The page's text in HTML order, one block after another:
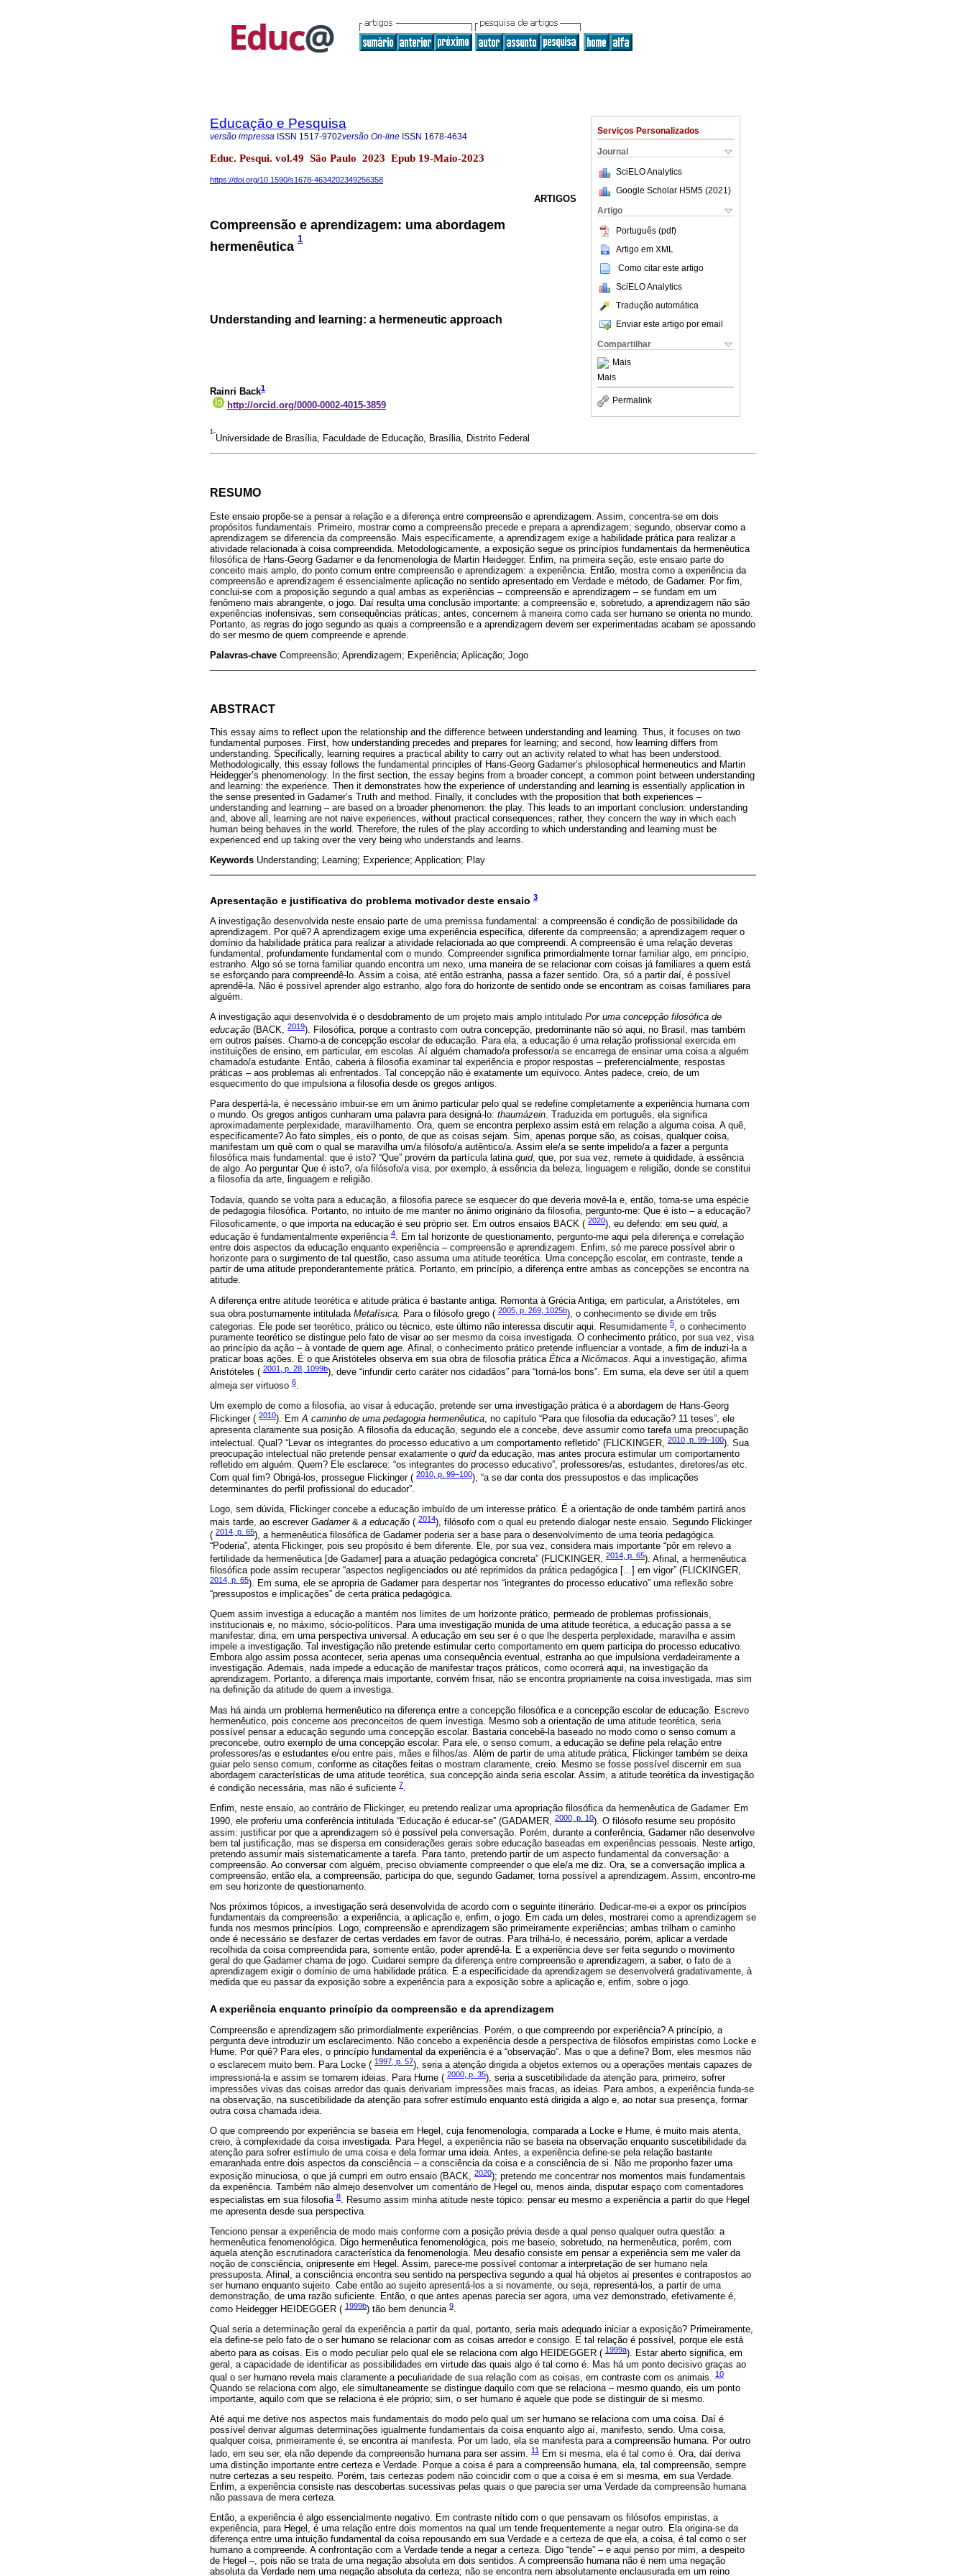
Serviços Personalizados
Journal
SciELO Analytics
Google Scholar H5M5 (2021 )
Artigo
Português (pdf)
Artigo em XML
Como citar este artigo
SciELO Analytics
Tradução automática
Enviar este artigo por email
Compartilhar
Mais
Mais
Permalink
Educação e Pesquisa
versão impressa ISSN 1517-9702versão On-line ISSN 1678-4634
Educ. Pesqui. vol.49 São Paulo 2023 Epub 19-Maio-2023
https://doi.org/10.1590/s1678-4634202349256358
ARTIGOS
Compreensão e aprendizagem: uma abordagem
hermenêutica
1
Understanding and learning: a hermeneutic approach
Rainri Back1
http://orcid.org/0000-0002-4015-3859
1-
Universidade de Brasília, Faculdade de Educação, Brasília, Distrito Federal
RESUMO
Este ensaio propõe-se a pensar a relação e a diferença entre compreensão e aprendizagem. Assim, concentra-se em dois
propósitos fundamentais. Primeiro, mostrar como a compreensão precede e prepara a aprendizagem; segundo, observar como a
aprendizagem se diferencia da compreensão. Mais especificamente, a aprendizagem exige a habilidade prática para realizar a
atividade relacionada à coisa compreendida. Metodologicamente, a exposição segue os princípios fundamentais da hermenêutica
filosófica de Hans-Georg Gadamer e da fenomenologia de Martin Heidegger. Enfim, na primeira seção, este ensaio parte do
conceito mais amplo, do ponto comum entre compreensão e aprendizagem: a experiência. Então, mostra como a experiência da
compreensão e aprendizagem é essencialmente aplicação no sentido apresentado em Verdade e método, de Gadamer. Por fim,
conclui-se com a proposição segundo a qual ambas as experiências – compreensão e aprendizagem – se fundam em um
fenômeno mais abrangente, o jogo. Daí resulta uma conclusão importante: a compreensão e, sobretudo, a aprendizagem não são
experiências inofensivas, sem consequências práticas; antes, concernem à maneira como cada ser humano se orienta no mundo.
Portanto, as regras do jogo segundo as quais a compreensão e a aprendizagem devem ser experimentadas acabam se apossando
do ser mesmo de quem compreende e aprende.
Palavras-chave Compreensão; Aprendizagem; Experiência; Aplicação; Jogo
ABSTRACT
This essay aims to reflect upon the relationship and the difference between understanding and learning. Thus, it focuses on two
fundamental purposes. First, how understanding precedes and prepares for learning; and second, how learning differs from
understanding. Specifically, learning requires a practical ability to carry out an activity related to what has been understood.
Methodologically, this essay follows the fundamental principles of Hans-Georg Gadamer’s philosophical hermeneutics and Martin
Heidegger’s phenomenology. In the first section, the essay begins from a broader concept, a common point between understanding
and learning: the experience. Then it demonstrates how the experience of understanding and learning is essentially application in
the sense presented in Gadamer’s Truth and method. Finally, it concludes with the proposition that both experiences –
understanding and learning – are based on a broader phenomenon: the play. This leads to an important conclusion: understanding
and, above all, learning are not naive experiences, without practical consequences; rather, they concern the way in which each
human being behaves in the world. Therefore, the rules of the play according to which understanding and learning must be
experienced end up taking over the very being who understands and learns.
Keywords Understanding; Learning; Experience; Application; Play
Apresentação e justificativa do problema motivador deste ensaio 3
A investigação desenvolvida neste ensaio parte de uma premissa fundamental: a compreensão é condição de possibilidade da
aprendizagem. Por quê? A aprendizagem exige uma experiência específica, diferente da compreensão; a aprendizagem requer o
domínio da habilidade prática para realizar a atividade relacionada ao que compreendi. A compreensão é uma relação deveras
fundamental, profundamente fundamental com o mundo. Compreender significa primordialmente tornar familiar algo, em princípio,
estranho. Algo só se torna familiar quando encontra um nexo, uma maneira de se relacionar com coisas já familiares a quem está
se esforçando para compreendê-lo. Assim a coisa, até então estranha, passa a fazer sentido. Ora, só a partir daí, é possível
aprendê-la. Não é possível aprender algo estranho, algo fora do horizonte de sentido onde se encontram as coisas familiares para
alguém.
A investigação aqui desenvolvida é o desdobramento de um projeto mais amplo intitulado Por uma concepção filosófica de
educação (BACK, 2019). Filosófica, porque a contrasto com outra concepção, predominante não só aqui, no Brasil, mas também
em outros países. Chamo-a de concepção escolar de educação. Para ela, a educação é uma relação profissional exercida em
instituições de ensino, em particular, em escolas. Aí alguém chamado/a professor/a se encarrega de ensinar uma coisa a alguém
chamado/a estudante. Então, caberia à filosofia examinar tal experiência e propor respostas – preferencialmente, respostas
práticas – aos problemas ali enfrentados. Tal concepção não é exatamente um equívoco. Antes padece, creio, de um
esquecimento do que impulsiona a filosofia desde os gregos antigos.
Para despertá-la, é necessário imbuir-se em um ânimo particular pelo qual se redefine completamente a experiência humana com
o mundo. Os gregos antigos cunharam uma palavra para designá-lo: thaumázein. Traduzida em português, ela significa
aproximadamente perplexidade, maravilhamento. Ora, quem se encontra perplexo assim está em relação a alguma coisa. A quê,
especificamente? Ao fato simples, eis o ponto, de que as coisas sejam. Sim, apenas porque são, as coisas, qualquer coisa,
manifestam um quê com o qual se maravilha um/a filósofo/a autêntico/a. Assim ele/a se sente impelido/a a fazer a pergunta
filosófica mais fundamental: que é isto? “Que” provém da partícula latina quid, que, por sua vez, remete à quididade, à essência
de algo. Ao perguntar Que é isto?, o/a filósofo/a visa, por exemplo, à essência da beleza, linguagem e religião, donde se constitui
a filosofia da arte, linguagem e religião.
Todavia, quando se volta para a educação, a filosofia parece se esquecer do que deveria movê-la e, então, torna-se uma espécie
de pedagogia filosófica. Portanto, no intuito de me manter no ânimo originário da filosofia, pergunto-me: Que é isto – a educação?
Filosoficamente, o que importa na educação é seu próprio ser. Em outros ensaios BACK ( 2020), eu defendo: em seu quid, a
educação é fundamentalmente experiência 4. Em tal horizonte de questionamento, pergunto-me aqui pela diferença e correlação
entre dois aspectos da educação enquanto experiência – compreensão e aprendizagem. Enfim, só me parece possível abrir o
horizonte para o surgimento de tal questão, caso assuma uma atitude teorética. Uma concepção escolar, em contraste, tende a
partir de uma atitude preponderantemente prática. Portanto, em princípio, a diferença entre ambas as concepções se encontra na
atitude.
A diferença entre atitude teorética e atitude prática é bastante antiga. Remonta à Grécia Antiga, em particular, a Aristóteles, em
sua obra postumamente intitulada Metafísica. Para o filósofo grego ( 2005, p. 269, 1025b), o conhecimento se divide em três
categorias. Ele pode ser teorético, prático ou técnico, este último não interessa discutir aqui. Resumidamente 5, o conhecimento
puramente teorético se distingue pelo fato de visar ao ser mesmo da coisa investigada. O conhecimento prático, por sua vez, visa
ao princípio da ação – à vontade de quem age. Afinal, o conhecimento prático pretende influenciar a vontade, a fim de induzi-la a
praticar boas ações. É o que Aristóteles observa em sua obra de filosofia prática Ética a Nicômacos. Aqui a investigação, afirma
Aristóteles ( 2001, p. 28, 1099b), deve “infundir certo caráter nos cidadãos” para “torná-los bons”. Em suma, ela deve ser útil a quem
almeja ser virtuoso 6.
Um exemplo de como a filosofia, ao visar à educação, pretende ser uma investigação prática é a abordagem de Hans-Georg
Flickinger ( 2010). EmA caminho de uma pedagogia hermenêutica, no capítulo “Para que filosofia da educação? 11 teses”, ele
apresenta claramente sua posição. A filosofia da educação, segundo ele a concebe, deve assumir como tarefa uma preocupação
intelectual. Qual? “Levar os integrantes do processo educativo a um comportamento refletido” (FLICKINGER, 2010, p. 99–100). Sua
preocupação intelectual não pretende pensar exatamente o quidda educação, mas antes procura estimular um comportamento
refletido em alguém. Quem? Ele esclarece: “os integrantes do processo educativo”, professores/as, estudantes, diretores/as etc.
Com qual fim? Obrigá-los, prossegue Flickinger ( 2010, p. 99–100), “a se dar conta dos pressupostos e das implicações
determinantes do perfil profissional do educador”.
Logo, sem dúvida, Flickinger concebe a educação imbuído de um interesse prático. É a orientação de onde também partirá anos
mais tarde, ao escrever Gadamer& a educação ( 2014), filósofo com o qual eu pretendo dialogar neste ensaio. Segundo Flickinger
( 2014, p. 65), a hermenêutica filosófica de Gadamer poderia ser a base para o desenvolvimento de uma teoria pedagógica.
“Poderia”, atenta Flickinger, pois seu propósito é bem diferente. Ele, por sua vez, considera mais importante “pôr em relevo a
fertilidade da hermenêutica [de Gadamer] para a atuação pedagógica concreta” (FLICKINGER, 2014, p. 65). Afinal, a hermenêutica
filosófica pode assim recuperar “aspectos negligenciados ou até reprimidos da prática pedagógica [...] em vigor” (FLICKINGER,
2014, p. 65). Em suma, ele se apropria de Gadamer para despertar nos “integrantes do processo educativo” uma reflexão sobre
“pressupostos e implicações” de certa prática pedagógica.
Quem assim investiga a educação a mantém nos limites de um horizonte prático, permeado de problemas profissionais,
institucionais e, no máximo, sócio-políticos. Para uma investigação munida de uma atitude teorética, a educação passa a se
manifestar, diria, em uma perspectiva universal. A educação em seu ser é o que lhe desperta perplexidade, maravilha e assim
impele a investigação. Tal investigação não pretende estimular certo comportamento em quem participa do processo educativo.
Embora algo assim possa acontecer, seria apenas uma consequência eventual, estranha ao que impulsiona verdadeiramente a
investigação. Ademais, nada impede a educação de manifestar traços práticos, como ocorrerá aqui, na investigação da
aprendizagem. Portanto, a diferença mais importante, convém frisar, não se encontra propriamente na coisa investigada, mas sim
na definição da atitude de quem a investiga.
Mas há ainda um problema hermenêutico na diferença entre a concepção filosófica e a concepção escolar de educação. Escrevo
hermenêutico, pois concerne aos preconceitos de quem investiga. Mesmo sob a orientação de uma atitude teorética, seria
possível pensar a educação segundo uma concepção escolar. Bastaria concebê-la baseado no modo como o senso comum a
preconcebe, outro exemplo de uma concepção escolar. Para ele, o senso comum, a educação se define pela relação entre
professores/as e estudantes e/ou entre pais, mães e filhos/as. Além de partir de uma atitude prática, Flickinger também se deixa
guiar pelo senso comum, conforme as citações feitas o mostram claramente, creio. Mesmo se fosse possível discernir em sua
abordagem características de uma atitude teorética, sua concepção ainda seria escolar. Assim, a atitude teorética da investigação
é condição necessária, mas não é suficiente 7.
Enfim, neste ensaio, ao contrário de Flickinger, eu pretendo realizar uma apropriação filosófica da hermenêutica de Gadamer. Em
1990, ele proferiu uma conferência intitulada “Educação é educar-se” (GADAMER, 2000, p. 10). O filósofo resume seu propósito
assim: justificar por que a aprendizagem só é possível pela conversação. Porém, durante a conferência, Gadamer não desenvolve
bem tal justificação, mas se dispersa em considerações gerais sobre educação baseadas em experiências pessoais. Neste artigo,
pretendo assumir mais sistematicamente a tarefa. Para tanto, pretendo partir de um aspecto fundamental da conversação: a
compreensão. Ao conversar com alguém, preciso obviamente compreender o que ele/a me diz. Ora, se a conversação implica a
compreensão, então ela, a compreensão, participa do que, segundo Gadamer, torna possível a aprendizagem. Assim, encontro-me
em seu horizonte de questionamento.
Nos próximos tópicos, a investigação será desenvolvida de acordo com o seguinte itinerário. Dedicar-me-ei a expor os princípios
fundamentais da compreensão: a experiência, a aplicação e, enfim, o jogo. Em cada um deles, mostrarei como a aprendizagem se
funda nos mesmos princípios. Logo, compreensão e aprendizagem são primeiramente experiências; ambas trilham o caminho
onde é necessário se desfazer de certas verdades em favor de outras. Para trilhá-lo, é necessário, porém, aplicar a verdade
recolhida da coisa compreendida para, somente então, poder aprendê-la. E a experiência deve ser feita segundo o movimento
geral do que Gadamer chama de jogo. Cuidarei sempre da diferença entre compreensão e aprendizagem, a saber, o fato de a
aprendizagem exigir o domínio de uma habilidade prática. E a especificidade da aprendizagem se desenvolverá gradativamente, à
medida que eu passar da exposição sobre a experiência para a exposição sobre a aplicação e, enfim, sobre o jogo.
A experiência enquanto princípio da compreensão e da aprendizagem
Compreensão e aprendizagem são primordialmente experiências. Porém, o que compreendo por experiência? A princípio, a
pergunta deve introduzir um esclarecimento. Não concebo a experiência desde a perspectiva de filósofos empiristas como Locke e
Hume. Por quê? Para eles, o princípio fundamental da experiência é a “observação”. Mas o que a define? Bom, eles mesmos não
o esclarecem muito bem. Para Locke ( 1997, p. 57), seria a atenção dirigida a objetos externos ou a operações mentais capazes de
impressioná-la e assim se tornarem ideias. Para Hume ( 2000, p. 35), seria a suscetibilidade da atenção para, primeiro, sofrer
impressões vivas das coisas arredor das quais derivariam impressões mais fracas, as ideias. Para ambos, a experiência funda-se
na observação, na suscetibilidade da atenção para sofrer estímulo enquanto está dirigida a algo e, ao notar sua presença, formar
outra coisa chamada ideia.
O que compreendo por experiência se baseia em Hegel, cuja fenomenologia, comparada a Locke e Hume, é muito mais atenta,
creio, à complexidade da coisa investigada. Para Hegel, a experiência não se baseia na observação enquanto suscetibilidade da
atenção para sofrer estímulo de uma coisa e dela formar uma ideia. Antes, a experiência define-se pela relação bastante
emaranhada entre dois aspectos da consciência – a consciência da coisa e a consciência de si. Não me proponho fazer uma
exposição minuciosa, o que já cumpri em outro ensaio (BACK, 2020); pretendo me concentrar nos momentos mais fundamentais
da experiência. Também não almejo desenvolver um comentário de Hegel ou, menos ainda, disputar espaço com comentadores
especialistas em sua filosofia 8. Resumo assim minha atitude neste tópico: pensar eu mesmo a experiência a partir do que Hegel
me apresenta desde sua perspectiva.
Tenciono pensar a experiência de modo mais conforme com a posição prévia desde a qual penso qualquer outra questão: a
hermenêutica fenomenológica. Digo hermenêutica fenomenológica, pois me baseio, sobretudo, na hermenêutica, porém, com
aquela atenção escrutinadora característica da fenomenologia. Meu desafio consiste em pensar a experiência sem me valer da
noção de consciência, onipresente em Hegel. Assim, parece-me possível contornar a interpretação de ser humano nela
pressuposta. Afinal, a consciência encontra seu sentido na perspectiva segundo a qual há objetos aí presentes e contrapostos ao
ser humano enquanto sujeito. Cabe então ao sujeito apresentá-los a si novamente, ou seja, representá-los, a partir de uma
demonstração, de uma razão suficiente. Então, o que antes apenas parecia ser agora, uma vez demonstrado, efetivamente é,
como Heidegger HEIDEGGER ( 1999b) tão bem denuncia 9.
Qual seria a determinação geral da experiência a partir da qual, portanto, seria mais adequado iniciar a exposição? Primeiramente,
ela define-se pelo fato de o ser humano se relacionar com as coisas arredor e consigo. E tal relação é possível, porque ele está
aberto para as coisas. Eis o modo peculiar pelo qual ele se relaciona com algo HEIDEGGER ( 1999a). Estar aberto significa, em
geral, a capacidade de identificar as possibilidades em virtude das quais algo é tal como é. Mas há um ponto decisivo graças ao
qual o ser humano revela mais claramente a peculiaridade de sua relação com as coisas, em contraste com os animais. 10
Quando se relaciona com algo, ele simultaneamente se distingue daquilo com que se relaciona – mesmo quando, eis um ponto
importante, aquilo com que se relaciona é ele próprio; sim, o ser humano é aquele que pode se distinguir de si mesmo.
Até aqui me detive nos aspectos mais fundamentais do modo pelo qual um ser humano se relaciona com uma coisa. Daí é
possível derivar algumas determinações igualmente fundamentais da coisa enquanto algo aí, manifesto, sendo. Uma coisa,
qualquer coisa, primeiramente é, se encontra aí manifesta. Por um lado, ela se manifesta para a compreensão humana. Por outro
lado, em seu ser, ela não depende da compreensão humana para ser assim. 11 Em si mesma, ela é tal como é. Ora, daí deriva
uma distinção importante entre certeza e Verdade. Porque a coisa é para a compreensão humana, ela, tal compreensão, sempre
nutre certezas a seu respeito. Porém, tais certezas podem não coincidir com o que a coisa é em si mesma, em sua Verdade.
Enfim, a experiência consiste nas descobertas sucessivas pelas quais o que parecia ser uma Verdade da compreensão humana
não passava de mera certeza.
Então, a experiência é algo essencialmente negativo. Em contraste nítido com o que pensavam os filósofos empiristas, a
experiência, para Hegel, é uma relação entre dois momentos na qual um tende frequentemente a negar outro. Ela origina-se da
diferença entre uma intuição fundamental da coisa repousando em sua Verdade e a certeza de que ela, a coisa, é tal como o ser
humano a compreende. A confrontação com a Verdade tende a negar a certeza. Digo “tende” – e aqui penso por mim, a despeito
de Hegel –, pois não se trata de uma negação absoluta em dois sentidos. A compreensão humana não é nem uma negação
absoluta da Verdade nem uma negação absoluta da certeza; não se encontra nem absolutamente enclausurada em um reino